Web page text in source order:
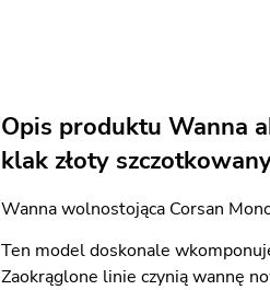
Opis produktu Wanna
klak złoty
Wanna wolnostojąca Corsan
Ten model doskonale
Zaokrąglone linie czynią wannę